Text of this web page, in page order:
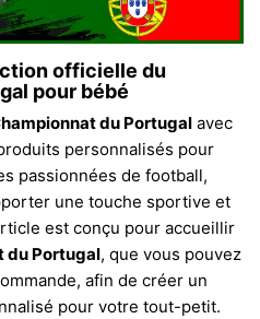
officielle du
pour bébé
du Portugal avec
personnalisés pour
passionnées de football,
une touche sportive et
est conçu pour accueillir
du Portugal, que vous pouvez
afin de créer un
pour votre tout-petit.